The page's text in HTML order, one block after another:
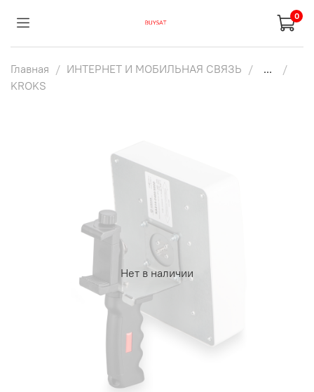
0
Главная ИНТЕРНЕТ И МОБИЛЬНАЯ СВЯЗЬ
...
KROKS
Нет в наличии